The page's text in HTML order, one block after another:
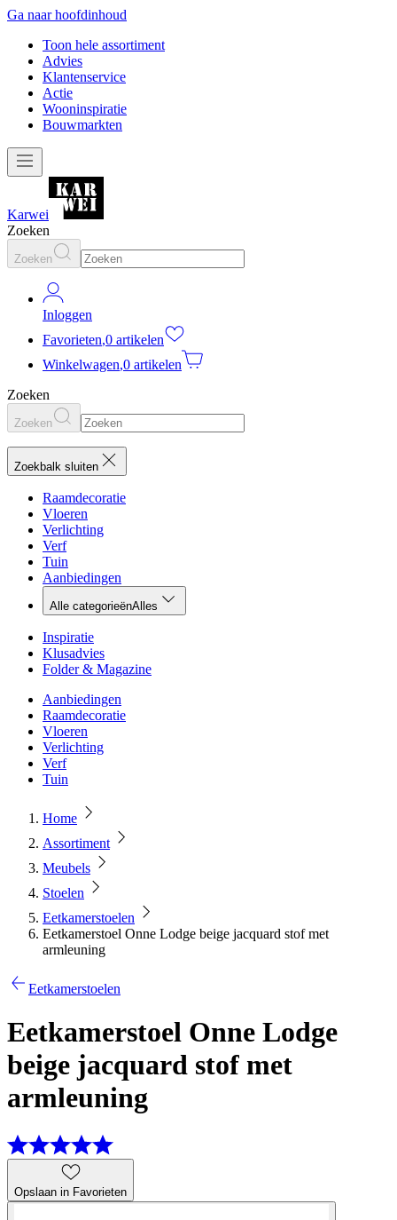
Ga naar hoofdinhoud
Toon hele assortiment
Advies
Klantenservice
Actie
Wooninspiratie
Bouwmarkten
Karwei
Zoeken
Zoeken
Inloggen
Favorieten,0 artikelen
Winkelwagen,0 artikelen
Zoeken
Zoeken
Zoekbalk sluiten
Raamdecoratie
Vloeren
Verlichting
Verf
Tuin
Aanbiedingen
Alle categorieënAlles
Inspiratie
Klusadvies
Folder & Magazine
Aanbiedingen
Raamdecoratie
Vloeren
Verlichting
Verf
Tuin
Home
Assortiment
Meubels
Stoelen
Eetkamerstoelen
Eetkamerstoel Onne Lodge beige jacquard stof met
armleuning
Eetkamerstoelen
Eetkamerstoel Onne Lodge
beige jacquard stof met
armleuning
Opslaan in Favorieten